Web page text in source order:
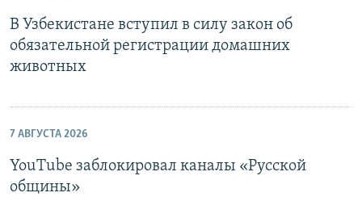
В Узбекистане вступил в силу закон об
обязательной регистрации домашних
животных
7 АВГУСТА 2026
YouTube заблокировал каналы «Русской
общины»